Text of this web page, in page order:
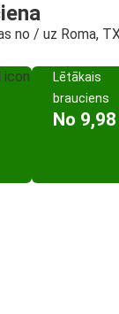
no / uz Roma,
Lētākais
brauciens
No